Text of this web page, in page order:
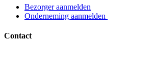
Bezorger aanmelden​​​​‌ ‍ ​‍​‍‌‍ ‌ ​‍‌‍‍‌‌‍‌ ‌‍‍‌‌‍ ‍​‍​‍​ ‍‍​‍​‍‌ ​ ‌‍​‌‌‍ ‍‌‍‍‌‌ ‌​‌ ‍‌​‍ ‍‌‍‍‌‌‍ ​‍​‍​‍ ​​‍​‍‌‍‍​‌ ​‍‌‍‌‌‌‍‌‍​‍​‍​ ‍‍​‍​‍‌‍‍​‌ ‌​‌ ‌​‌ ​​​ ‍‍​‍ ​‍ ‌‍ ​‌‍ ‌‍​ ‌‍​‌‌‍ ​‌‍‍​‌‍ ‌ ​ ‌ ‌​​ ‍‍​ ​ ​ ​ ​ ​ ​ ​ ​‍ ‌‍‍‌‌‍ ‍‌ ‌​‌‍‌‌‌‍ ‍‌ ‌​​‍ ‌‍‌‌‌‍‌​‌‍‍‌‌ ‌​​‍ ‌‍ ‌‌‍ ‌‍‌​‌‍‌‌​ ‌‌ ​​‌ ​‍‌‍‌‌‌ ​ ‌‍‌‌‌‍ ‍‌ ‌​‌‍​‌‌ ‌​‌‍‍‌‌‍ ‌‍ ‍​ ‍ ‌‍‍‌‌‍‌​​ ‌‌‍‌ ‌‍ ​‌‍ ‌‍​‍‌‍​‌‌‍ ​​ ‍ ‌ ‌​‌ ‍‌‌ ​​‌‍‌‌​ ‌‌‍‌ ‌‍ ​‌‍ ‌‍​‍‌‍​‌‌‍ ​​ ‍ ‌ ​​‌‍​‌‌ ‌​‌‍‍​​ ‌‌‍‌‍‌‍ ‌‍ ‌ ‌​‌‍‌‌‌ ​‍​‍ ‍‌ ​​‌‍​‌‌‍‌ ‌‍‌‌‌ ​ ​‍‌‌​ ‌‌‌​​‍‌‌ ‌‍‍ ‌‍‌‌‌ ‍‌​‍‌‌​ ​ ‌​‌​​‍‌‌​ ​ ‌​‌​​‍‌‌​ ​‍​ ​‍​ ‌ ​ ​‌‌‍​‍‌‍​ ​ ‌‌​ ‌ ​ ​‌​ ​‍​ ‌​​ ​​‌‍‌‌​ ‍‌​‍‌‌​ ​‍​ ​‍​‍‌‌​ ‌‌‌​‌​​‍ ‍‌‍ ​‌‍​‌‌‍​‍‌‍‌‌‌‍ ​​ ‌‍​‍‌‍​‌‌ ​ ‌‍‌‌‌‌‌‌‌ ​‍‌‍ ​​ ‌‌‍‍​‌ ‌​‌ ‌​‌ ​​​‍‌‌​ ​ ‌​​‌​‍‌‌​ ​‍‌​‌‍​‍‌‌​ ​‍‌​‌‍‌‍ ​‌‍ ‌‍​ ‌‍​‌‌‍ ​‌‍‍​‌‍ ‌ ​ ‌ ‌​​‍‌‌​ ​ ‌​​‌​ ​ ​ ​ ​ ​ ​ ​ ​‍‌‍‌‍‍‌‌‍‌​​ ‌‌‍‌ ‌‍ ​‌‍ ‌‍​‍‌‍​‌‌‍ ​​‍‌‍‌ ‌​‌ ‍‌‌ ​​‌‍‌‌​ ‌‌‍‌ ‌‍ ​‌‍ ‌‍​‍‌‍​‌‌‍ ​​‍‌‍‌ ​​‌‍​‌‌ ‌​‌‍‍​​ ‌‌‍‌‍‌‍ ‌‍ ‌ ‌​‌‍‌‌‌ ​‍​‍ ‍‌ ​​‌‍​‌‌‍‌ ‌‍‌‌‌ ​ ​‍‌‌​ ‌‌‌​​‍‌‌ ‌‍‍ ‌‍‌‌‌ ‍‌​‍‌‌​ ​ ‌​‌​​‍‌‌​ ​ ‌​‌​​‍‌‌​ ​‍​ ​‍​ ‌ ​ ​‌‌‍​‍‌‍​ ​ ‌‌​ ‌ ​ ​‌​ ​‍​ ‌​​ ​​‌‍‌‌​ ‍‌​‍‌‌​ ​‍​ ​‍​‍‌‌​ ‌‌‌​‌​​‍ ‍‌‍ ​‌‍​‌‌‍​‍‌‍‌‌‌‍ ​​‍‌‍‌ ​​‌‍‌‌‌ ​‍‌ ​ ‌ ​​‌‍‌‌‌‍​ ‌ ‌​‌‍‍‌‌ ‌‍‌‍‌‌​ ‌‌ ​​‌ ‌‌‌‍​‍‌‍ ​‌‍‍‌‌ ​ ‌‍‍​‌‍‌‌‌‍‌​​‍​‍‌ ‌
Onderneming aanmelden ​​​​‌ ‍ ​‍​‍‌‍ ‌ ​‍‌‍‍‌‌‍‌ ‌‍‍‌‌‍ ‍​‍​‍​ ‍‍​‍​‍‌ ​ ‌‍​‌‌‍ ‍‌‍‍‌‌ ‌​‌ ‍‌​‍ ‍‌‍‍‌‌‍ ​‍​‍​‍ ​​‍​‍‌‍‍​‌ ​‍‌‍‌‌‌‍‌‍​‍​‍​ ‍‍​‍​‍‌‍‍​‌ ‌​‌ ‌​‌ ​​​ ‍‍​‍ ​‍ ‌‍ ​‌‍ ‌‍​ ‌‍​‌‌‍ ​‌‍‍​‌‍ ‌ ​ ‌ ‌​​ ‍‍​ ​ ​ ​ ​ ​ ​ ​ ​‍ ‌‍‍‌‌‍ ‍‌ ‌​‌‍‌‌‌‍ ‍‌ ‌​​‍ ‌‍‌‌‌‍‌​‌‍‍‌‌ ‌​​‍ ‌‍ ‌‌‍ ‌‍‌​‌‍‌‌​ ‌‌ ​​‌ ​‍‌‍‌‌‌ ​ ‌‍‌‌‌‍ ‍‌ ‌​‌‍​‌‌ ‌​‌‍‍‌‌‍ ‌‍ ‍​ ‍ ‌‍‍‌‌‍‌​​ ‌‌‍‌ ‌‍ ​‌‍ ‌‍​‍‌‍​‌‌‍ ​​ ‍ ‌ ‌​‌ ‍‌‌ ​​‌‍‌‌​ ‌‌‍‌ ‌‍ ​‌‍ ‌‍​‍‌‍​‌‌‍ ​​ ‍ ‌ ​​‌‍​‌‌ ‌​‌‍‍​​ ‌‌‍‌‍‌‍ ‌‍ ‌ ‌​‌‍‌‌‌ ​‍​‍ ‍‌ ​​‌‍​‌‌‍‌ ‌‍‌‌‌ ​ ​‍‌‌​ ‌‌‌​​‍‌‌ ‌‍‍ ‌‍‌‌‌ ‍‌​‍‌‌​ ​ ‌​‌​​‍‌‌​ ​ ‌​‌​​‍‌‌​ ​‍​ ​‍​ ‌ ​ ‌ ​ ‍‌​ ​ ​ ​‌‌‍​ ‌‍​‌​ ‌‍​ ​‌‌‍​‍​ ‌‍‌‍​ ​‍‌‌​ ​‍​ ​‍​‍‌‌​ ‌‌‌​‌​​‍ ‍‌‍ ​‌‍​‌‌‍​‍‌‍‌‌‌‍ ​​ ‌‍​‍‌‍​‌‌ ​ ‌‍‌‌‌‌‌‌‌ ​‍‌‍ ​​ ‌‌‍‍​‌ ‌​‌ ‌​‌ ​​​‍‌‌​ ​ ‌​​‌​‍‌‌​ ​‍‌​‌‍​‍‌‌​ ​‍‌​‌‍‌‍ ​‌‍ ‌‍​ ‌‍​‌‌‍ ​‌‍‍​‌‍ ‌ ​ ‌ ‌​​‍‌‌​ ​ ‌​​‌​ ​ ​ ​ ​ ​ ​ ​ ​‍‌‍‌‍‍‌‌‍‌​​ ‌‌‍‌ ‌‍ ​‌‍ ‌‍​‍‌‍​‌‌‍ ​​‍‌‍‌ ‌​‌ ‍‌‌ ​​‌‍‌‌​ ‌‌‍‌ ‌‍ ​‌‍ ‌‍​‍‌‍​‌‌‍ ​​‍‌‍‌ ​​‌‍​‌‌ ‌​‌‍‍​​ ‌‌‍‌‍‌‍ ‌‍ ‌ ‌​‌‍‌‌‌ ​‍​‍ ‍‌ ​​‌‍​‌‌‍‌ ‌‍‌‌‌ ​ ​‍‌‌​ ‌‌‌​​‍‌‌ ‌‍‍ ‌‍‌‌‌ ‍‌​‍‌‌​ ​ ‌​‌​​‍‌‌​ ​ ‌​‌​​‍‌‌​ ​‍​ ​‍​ ‌ ​ ‌ ​ ‍‌​ ​ ​ ​‌‌‍​ ‌‍​‌​ ‌‍​ ​‌‌‍​‍​ ‌‍‌‍​ ​‍‌‌​ ​‍​ ​‍​‍‌‌​ ‌‌‌​‌​​‍ ‍‌‍ ​‌‍​‌‌‍​‍‌‍‌‌‌‍ ​​‍‌‍‌ ​​‌‍‌‌‌ ​‍‌ ​ ‌ ​​‌‍‌‌‌‍​ ‌ ‌​‌‍‍‌‌ ‌‍‌‍‌‌​ ‌‌ ​​‌ ‌‌‌‍​‍‌‍ ​‌‍‍‌‌ ​ ‌‍‍​‌‍‌‌‌‍‌​​‍​‍‌ ‌
Contact